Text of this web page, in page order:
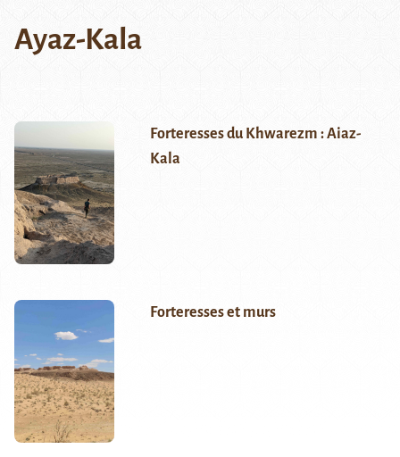
Ayaz-Kala
Forteresses du Khwarezm : Aiaz-
Kala
Forteresses et murs